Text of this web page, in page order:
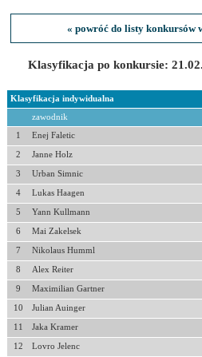
« powróć do listy konkursów
Klasyfikacja po konkursie:
Klasyfikacja indywidualna
zawodnik
1 Enej Faletic
2 Janne Holz
3 Urban Simnic
4 Lukas Haagen
5 Yann Kullmann
6 Mai Zakelsek
7 Nikolaus Humml
8 Alex Reiter
9 Maximilian Gartner
10 Julian Auinger
11 Jaka Kramer
12 Lovro Jelenc